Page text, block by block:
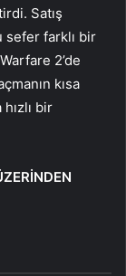
Satış
sefer farklı bir
2’de
kısa
bir